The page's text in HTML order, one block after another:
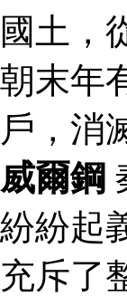
國土，
朝末年
戶，消
威爾鋼
紛紛起
充斥了